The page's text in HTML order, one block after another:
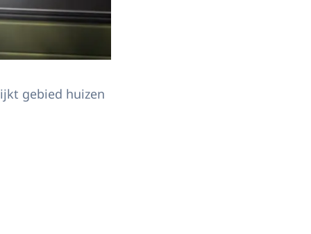
gebied huizen